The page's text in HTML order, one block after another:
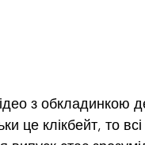
з обкладинкою
це клікбейт, то всі